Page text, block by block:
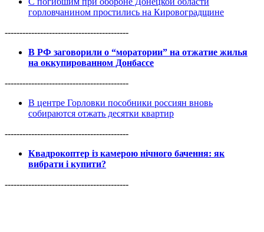
горловчанином простились на Кировоградщине
------------------------------------------
В РФ заговорили о “моратории” на отжатие жилья
на оккупированном Донбассе
------------------------------------------
В центре Горловки пособники россиян вновь
собираются отжать десятки квартир
------------------------------------------
Квадрокоптер із камерою нічного бачення: як
вибрати і купити?
------------------------------------------